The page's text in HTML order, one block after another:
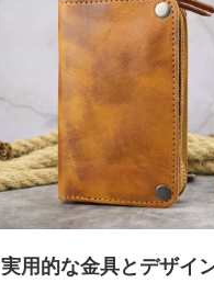
実用的な金具とデザイ